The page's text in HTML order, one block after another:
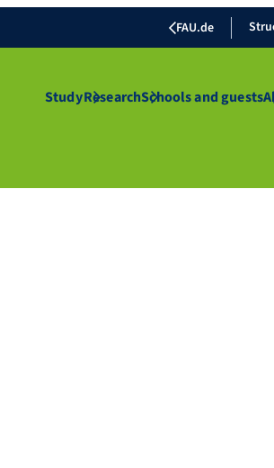
FAU.de
StudyResearchSchools and guests